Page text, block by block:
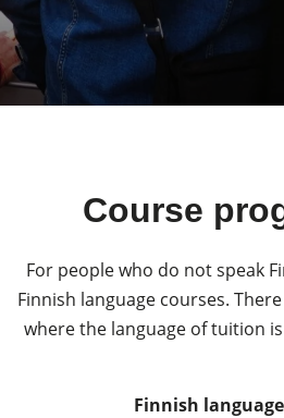
Course
For people who do not speak
Finnish language courses.
where the language of tuition
Finnish